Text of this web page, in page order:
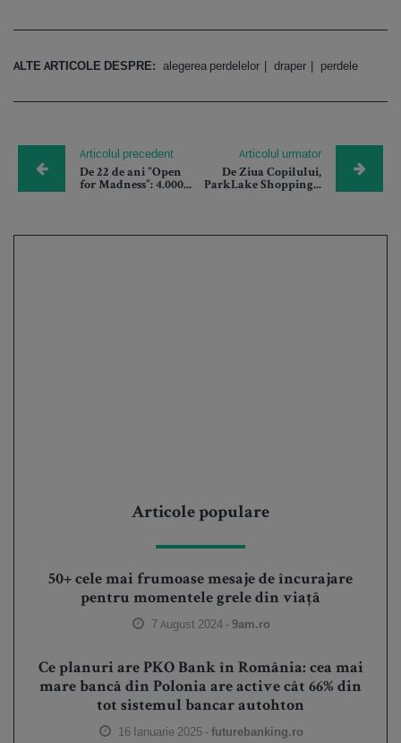
ALTE ARTICOLE DESPRE: alegerea perdelelor draper perdele
Articolul precedent
De 22 de ani ”Open
for Madness”: 4.000...
Articolul urmator
De Ziua Copilului,
ParkLake Shopping...
Articole populare
50+ cele mai frumoase mesaje de încurajare
pentru momentele grele din viață
7 August 2024 -9am.ro
Ce planuri are PKO Bank în România: cea mai
mare bancă din Polonia are active cât 66% din
tot sistemul bancar autohton
16 Ianuarie 2025 -futurebanking.ro